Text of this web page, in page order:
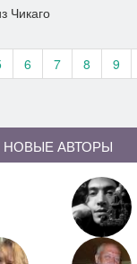
Чикаго
6 7 8 9
НОВЫЕ АВТОРЫ